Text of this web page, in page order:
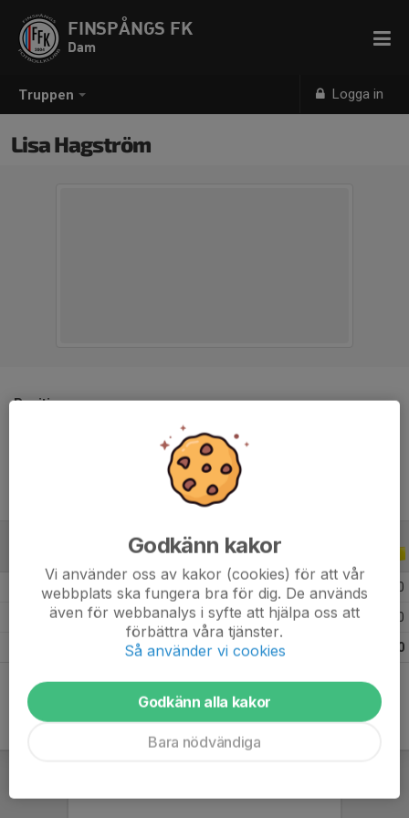
Truppen Logga in
FINSPÅNGS FK
Dam
Lisa Hagström
Position
-
18 år
ALLA ÅR
2026 7 0 0 0
11 4 0
0
Godkänn kakor
Vi använder oss av kakor (cookies) för att vår
webbplats ska fungera bra för dig. De används
även för webbanalys i syfte att hjälpa oss att
förbättra våra tjänster.
Så använder vi cookies
Godkänn alla kakor
Bara nödvändiga